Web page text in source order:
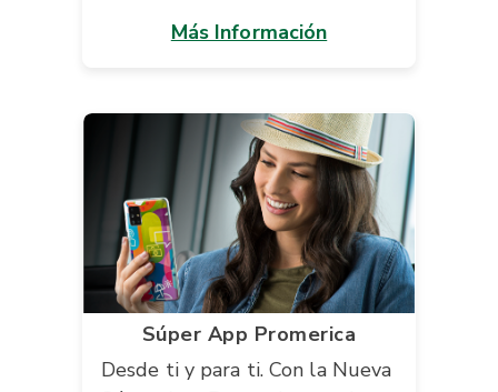
Más Información
Súper App Promerica
Desde ti y para ti. Con la Nueva